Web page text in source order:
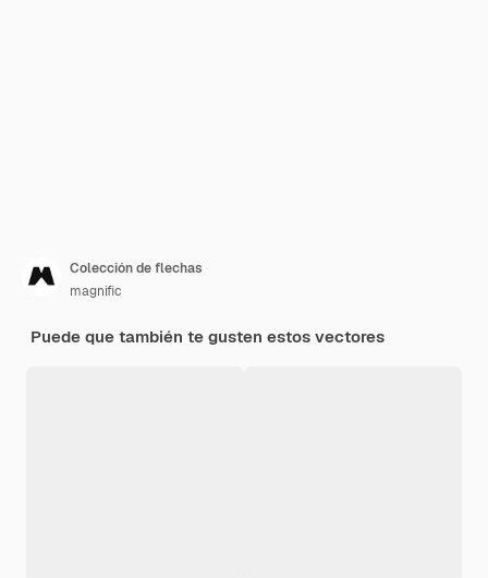
Colección de flechas
magnific
Puede que también te gusten estos vectores